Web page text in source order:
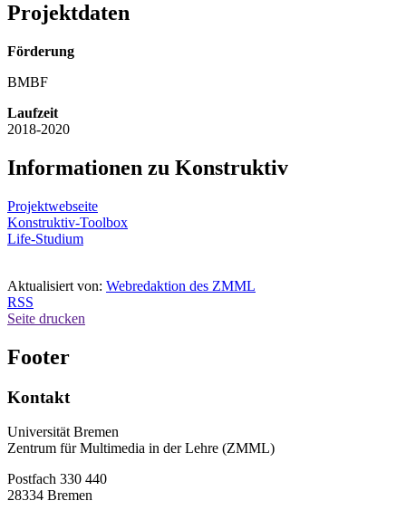
Projektdaten
Förderung
BMBF
Laufzeit
2018-2020
Informationen zu Konstruktiv
Projektwebseite
Konstruktiv-Toolbox
Life-Studium
Aktualisiert von: Webredaktion des ZMML
RSS
Seite drucken
Footer
Kontakt
Universität Bremen
Zentrum für Multimedia in der Lehre (ZMML)
Postfach 330 440
28334 Bremen